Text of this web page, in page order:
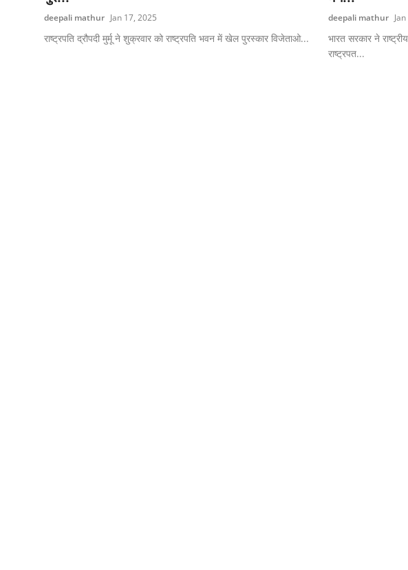
deepali mathur Jan 17, 2025
राष्ट्रपति द्रौपदी मुर्मू ने शुक्रवार को राष्ट्रपति भवन में खेल पुरस्कार विजेताओ...
deepali mathur
भारत सरकार ने
राष्ट्रपत...